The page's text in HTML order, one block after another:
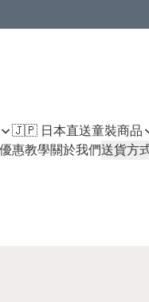
🇯🇵 日本直送童裝商品
惠教學關於我們送貨方